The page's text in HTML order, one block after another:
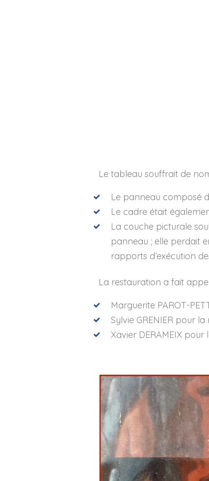
Le tableau souffrait de
Le panneau composé
Le cadre était
La couche picturale
panneau ; elle perdait
rapports d’exécution
La restauration a fait
Marguerite PAROT-
Sylvie GRENIER pour
Xavier DERAMEIX